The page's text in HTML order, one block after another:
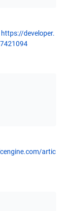
https://developer.
artic